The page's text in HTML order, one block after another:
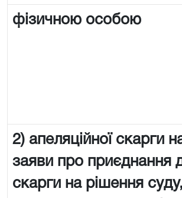
фізичною особою
2) апеляційної скарги
заяви про приєднання
скарги на рішення